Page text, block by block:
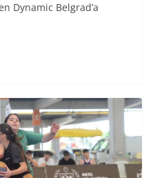
Dynamic Belgrad’a